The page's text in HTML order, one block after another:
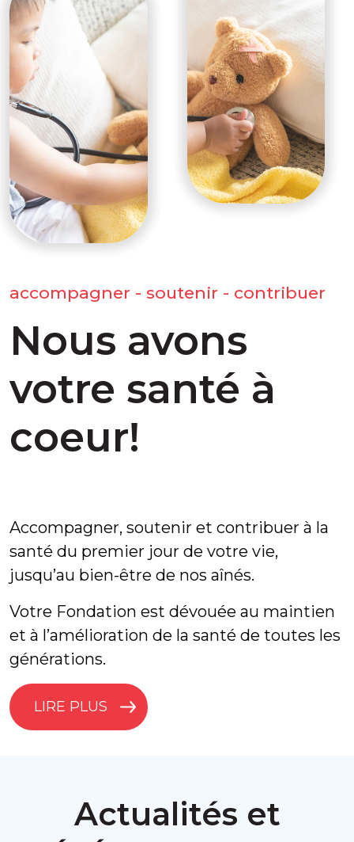
accompagner - soutenir - contribuer
Nous avons
votre santé à
coeur!
Accompagner, soutenir et contribuer à la
santé du premier jour de votre vie,
jusqu’au bien-être de nos aînés.
Votre Fondation est dévouée au maintien
et à l’amélioration de la santé de toutes les
générations.
LIRE PLUS
Actualités et